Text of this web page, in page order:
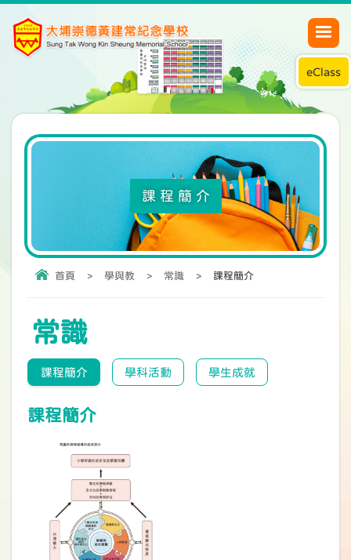
eClass
課程簡介
首頁 > 學與教 > 常識 > 課程簡介
常識
課程簡介 學科活動 學生成就
課程簡介